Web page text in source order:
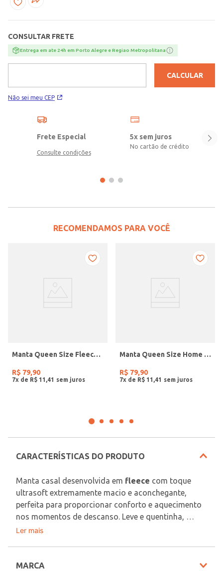
aconchegantes e cheios de conforto!\n\nContém: 01 Manta 1,80m
PEÇAS DISPONÍVEIS EM NOSSO ESTOQUE. SENDO ASSIM NÃO HÁ
POSSIBILIDADE DE ESCOLHA POR COR E ESTAMPA.
CONSULTAR FRETE
Entrega em ate 24h em Porto Alegre e Regiao Metropolitana
Não sei meu CEP
CALCULAR
Frete Especial
Consulte condições
5x sem juros
No cartão de crédito
RECOMENDAMOS PARA VOCÊ
Manta Queen Size Fleece SORTIDO
R$ 79,90
7x de R$ 11 41
Manta Queen Size Home Design Corttex SORTIDO
R$ 79,90
7x de R$ 11 41
CARACTERÍSTICAS DO PRODUTO
Manta casal desenvolvida em fleece com toque
ultrasoft extremamente macio e aconchegante,
perfeita para proporcionar conforto e aquecimento
nos momentos de descanso. Leve e quentinha,
possui secagem rápida, trazendo mais praticidade
extensão, adicionando um toque moderno e
Contém: 01 Manta 1,80m X 2,20m
Tecido: Fleece
Ler mais
MARCA